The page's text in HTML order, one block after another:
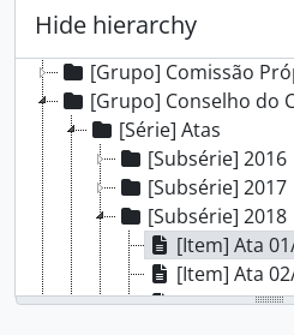
Hide hierarchy
[Grupo] Comissão Interna de
[Grupo] Comissão Local do
[Grupo] Comissão
[Grupo] Conselho do
[Série] Atas
[Subsérie] 2016
[Subsérie] 2017
[Subsérie] 2018
[Item] Ata
[Item] Ata
[Item] Ata